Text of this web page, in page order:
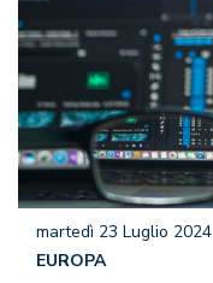
martedì 23 Luglio 2024
EUROPA